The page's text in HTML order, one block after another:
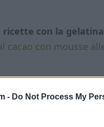
- Do Not Process My
ricette con la
cacao con mousse